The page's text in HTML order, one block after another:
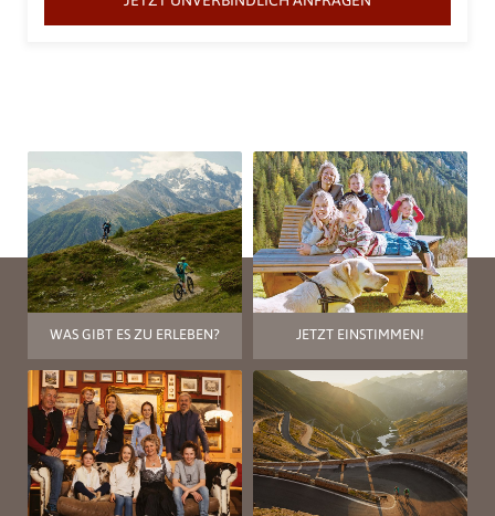
WAS GIBT ES ZU ERLEBEN? JETZT EINSTIMMEN!